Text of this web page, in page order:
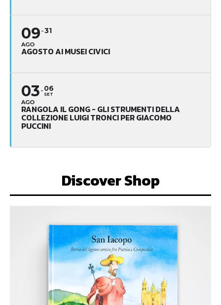
09
AGO
31
AGOSTO AI MUSEI CIVICI
03
AGO
06
SET
RANGOLA IL GONG - GLI STRUMENTI DELLA
COLLEZIONE LUIGI TRONCI PER GIACOMO
PUCCINI
Discover Shop